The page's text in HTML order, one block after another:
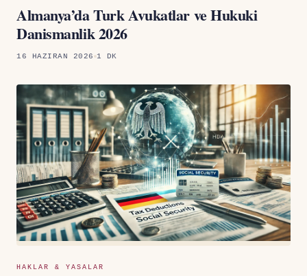
Almanya’da Turk Avukatlar ve Hukuki
Danismanlik 2026
16 HAZIRAN 2026 1 DK
HAKLAR & YASALAR